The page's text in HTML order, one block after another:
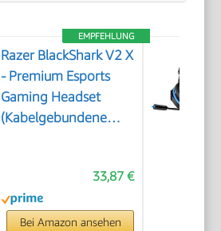
EMPFEHLUNG
Razer BlackShark V2 X
- Premium Esports
Gaming Headset
(Kabelgebundene
Rauschunterdrückung
für PC, Mac, PS4,
Xbox One & Switch)
33,87 €
Bei Amazon ansehen